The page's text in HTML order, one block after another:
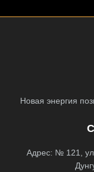
Новая энергия
Адрес: № 121,